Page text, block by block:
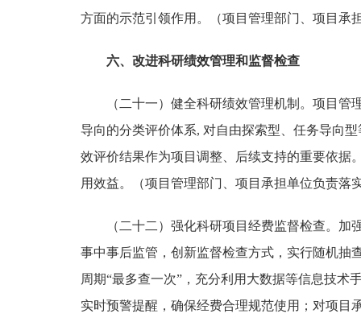
方面的示范引领作用。
（项目管理部门、项目承
六、改进科研绩效管理和监督检查
（二十一）健全科研绩效管理机制。 项目管
导向的分类评价体系, 对自由探索型、任务导向
效评价结果作为项目调整、后续支持的重要依据
用效益。
（项目管理部门、项目承担单位负责落
（二十二）强化科研项目经费监督检查。 加
事中事后监管，创新监督检查方式，实行随机抽
周期“最多查一次”，充分利用大数据等信息技
实时预警提醒，确保经费合理规范使用；对项目